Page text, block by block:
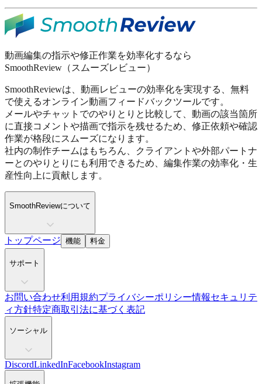
動画編集の指示や修正作業を効率化するなら
SmoothReview（スムーズレビュー）
SmoothReviewは、動画レビューの効率化を実現する、無料
で使えるオンライン動画フィードバックツールです。
メールやチャットでのやりとりと比較して、動画の該当箇所
に直接コメントや描画で指示を残せるため、修正依頼や確認
作業が格段にスムーズになります。
社内の制作チームはもちろん、クライアントや外部パートナ
ーとのやりとりにも利用できるため、編集作業の効率化・生
産性向上に貢献します。
SmoothReviewについて
トップページ 機能 料金
サポート
お問い合わせ利用規約プライバシーポリシー情報セキュリテ
ィ方針特定商取引法に基づく表記
ソーシャル
DiscordLinkedInFacebookInstagram